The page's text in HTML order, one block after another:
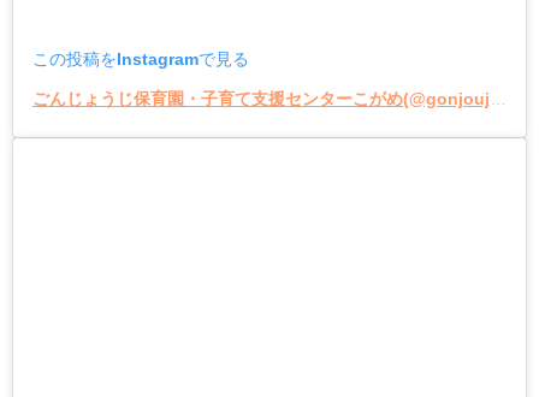
この投稿をInstagramで見る